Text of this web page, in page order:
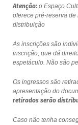
Atenção:o Espaço
oferece pré-reserva
distribuição
As inscrições são
inscrição, que dá
espetáculo. Não são
Os ingressos são
apresentação do
retirados serão
Caso não tenha